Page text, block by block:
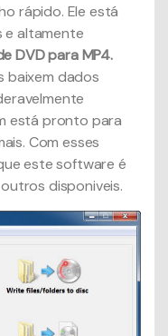
rápido. Ele está
e altamente
DVD para MP4.
baixem dados
está pronto para
Com esses
este software é
disponiveis.